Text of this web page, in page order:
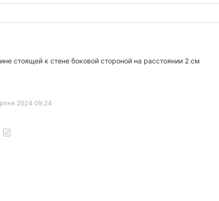
стоящей к стене боковой стороной на расстоянии 2 см
2024 09:24